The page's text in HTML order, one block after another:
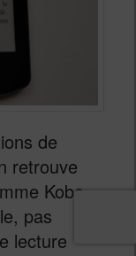
de
retrouve
Kobo
pas
lecture